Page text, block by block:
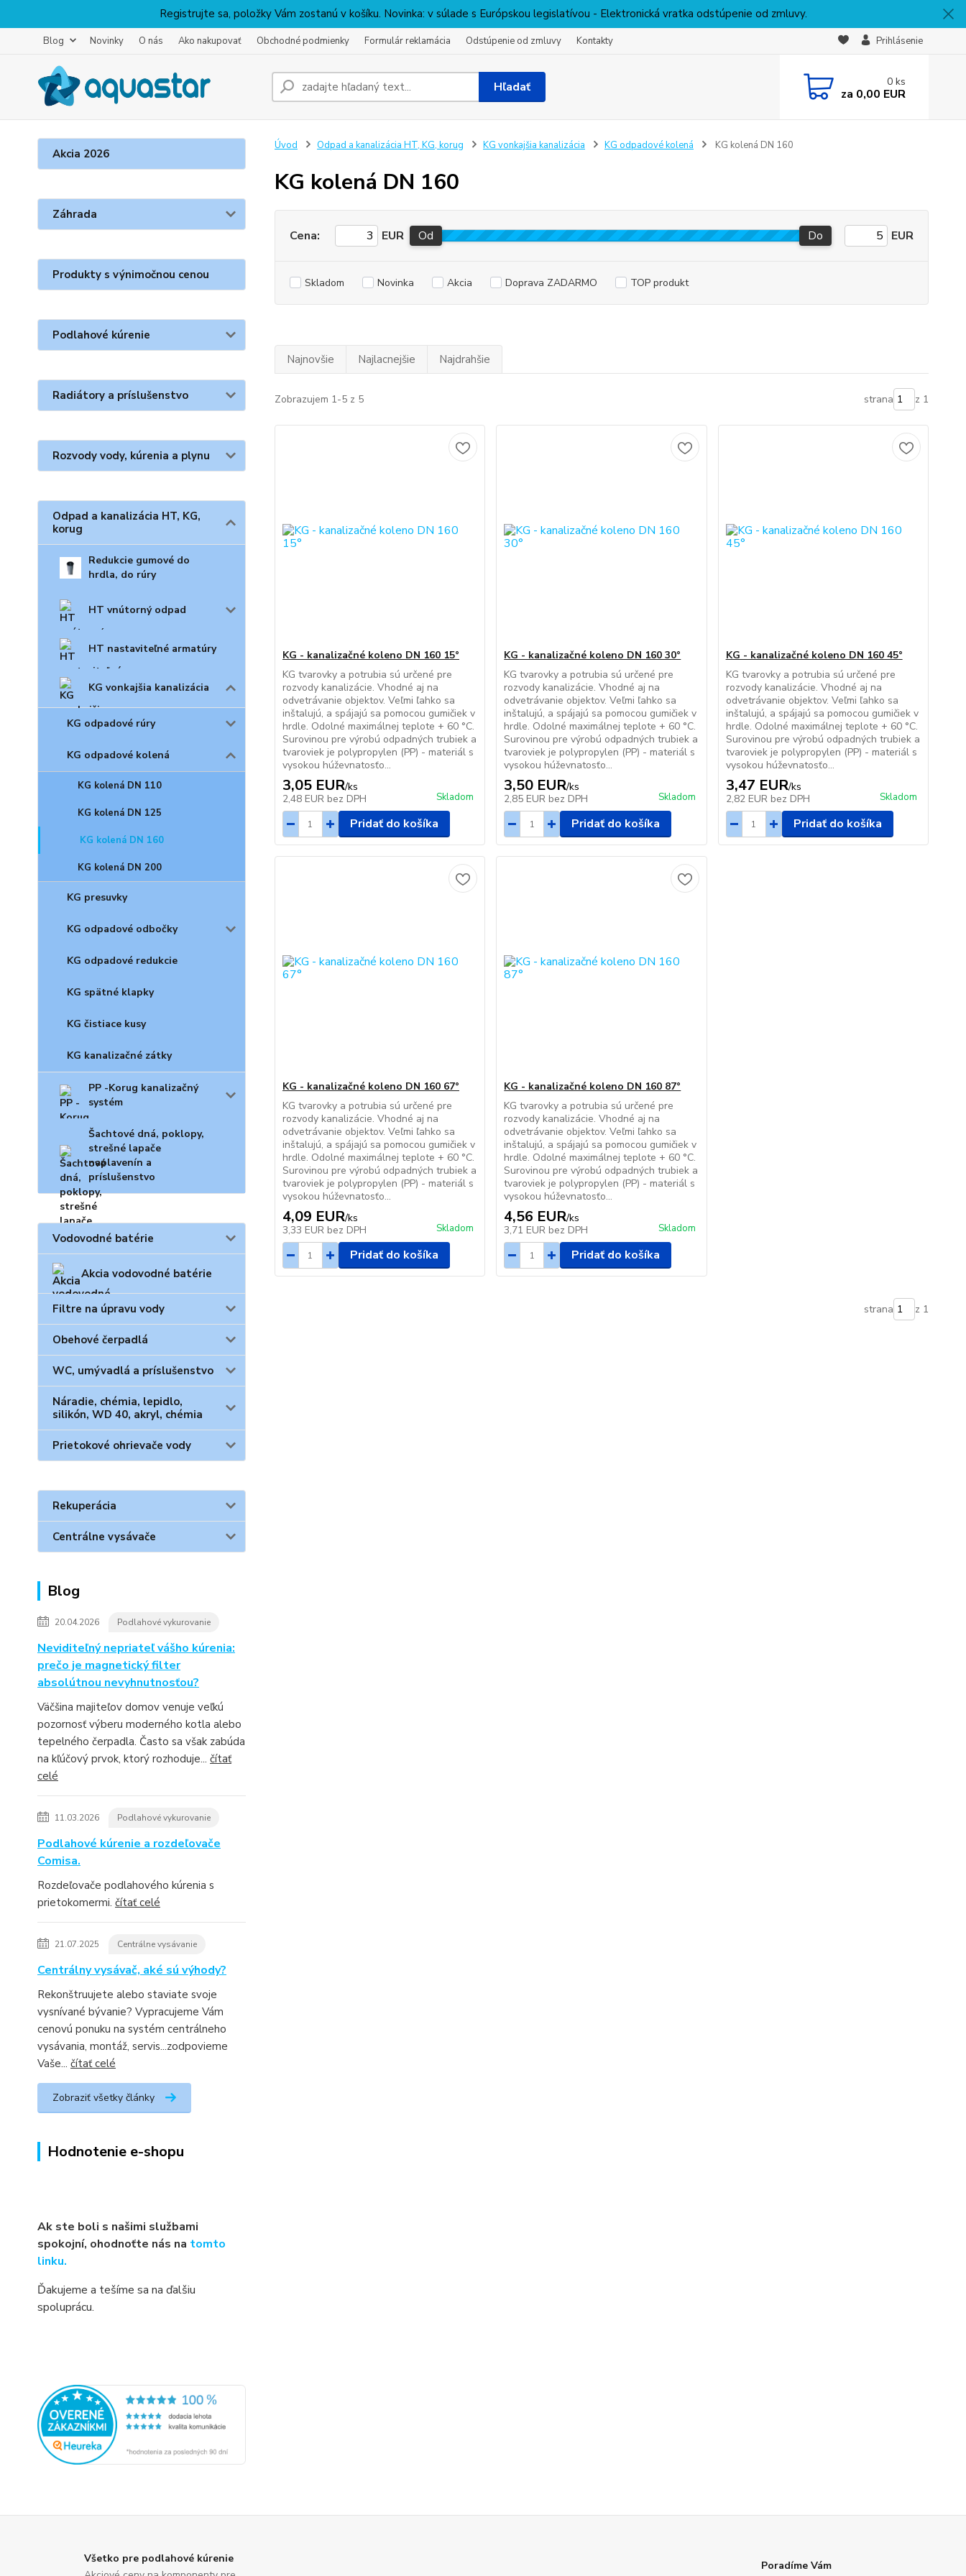
Registrujte sa, položky Vám zostanú v košíku. Novinka: v súlade s Európskou legislatívou - Elektronická vratka odstúpenie od zmluvy.
Blog Novinky O nás Ako nakupovať Obchodné podmienky Formulár reklamácia Odstúpenie od zmluvy Kontakty Prihlásenie
Hľadať 0 ks
za 0,00 EUR
Akcia 2026
Záhrada
Produkty s výnimočnou cenou
Podlahové kúrenie
Radiátory a príslušenstvo
Rozvody vody, kúrenia a plynu
Odpad a kanalizácia HT, KG,
korug
Redukcie gumové do
hrdla, do rúry
HT vnútorný odpad
HT nastaviteľné armatúry
KG vonkajšia kanalizácia
KG odpadové rúry
KG odpadové kolená
KG kolená DN 110
KG kolená DN 125
KG kolená DN 160
KG kolená DN 200
KG presuvky
KG odpadové odbočky
KG odpadové redukcie
KG spätné klapky
KG čistiace kusy
KG kanalizačné zátky
PP -Korug kanalizačný
systém
Šachtové dná, poklopy,
strešné lapače
naplavenín a
príslušenstvo
Vodovodné batérie
Akcia vodovodné batérie
Filtre na úpravu vody
Obehové čerpadlá
WC, umývadlá a príslušenstvo
Náradie, chémia, lepidlo,
silikón, WD 40, akryl, chémia
Prietokové ohrievače vody
Rekuperácia
Centrálne vysávače
Blog
20.04.2026 Podlahové vykurovanie
Neviditeľný nepriateľ vášho kúrenia:
prečo je magnetický filter
absolútnou nevyhnutnosťou?
Väčšina majiteľov domov venuje veľkú
pozornosť výberu moderného kotla alebo
tepelného čerpadla. Často sa však zabúda
na kľúčový prvok, ktorý rozhoduje... čítať
celé
11.03.2026 Podlahové vykurovanie
Podlahové kúrenie a rozdeľovače
Comisa.
Rozdeľovače podlahového kúrenia s
prietokomermi. čítať celé
21.07.2025 Centrálne vysávanie
Centrálny vysávač, aké sú výhody?
Rekonštruujete alebo staviate svoje
vysnívané bývanie? Vypracujeme Vám
cenovú ponuku na systém centrálneho
vysávania, montáž, servis...zodpovieme
Vaše... čítať celé
Zobraziť všetky články
Hodnotenie e-shopu
Ak ste boli s našimi službami
spokojní, ohodnoťte nás na tomto
linku.
Ďakujeme a tešíme sa na ďalšiu
spoluprácu.
Úvod Odpad a kanalizácia HT, KG, korug KG vonkajšia kanalizácia KG odpadové kolená KG kolená DN 160
KG kolená DN 160
Cena: EUR Od Do EUR
Skladom Novinka Akcia Doprava ZADARMO TOP produkt
Najnovšie Najlacnejšie Najdrahšie
Zobrazujem 1-5 z 5 strana z 1
KG - kanalizačné koleno DN 160 15°
KG tvarovky a potrubia sú určené pre
rozvody kanalizácie. Vhodné aj na
odvetrávanie objektov. Veľmi ľahko sa
inštalujú, a spájajú sa pomocou gumičiek v
hrdle. Odolné maximálnej teplote + 60 °C.
Surovinou pre výrobú odpadných trubiek a
tvaroviek je polypropylen (PP) - materiál s
vysokou húževnatosťo...
3,05 EUR/ks
2,48 EUR bez DPH Skladom
Pridať do košíka
KG - kanalizačné koleno DN 160 30°
KG tvarovky a potrubia sú určené pre
rozvody kanalizácie. Vhodné aj na
odvetrávanie objektov. Veľmi ľahko sa
inštalujú, a spájajú sa pomocou gumičiek v
hrdle. Odolné maximálnej teplote + 60 °C.
Surovinou pre výrobú odpadných trubiek a
tvaroviek je polypropylen (PP) - materiál s
vysokou húževnatosťo...
3,50 EUR/ks
2,85 EUR bez DPH Skladom
Pridať do košíka
KG - kanalizačné koleno DN 160 45°
KG tvarovky a potrubia sú určené pre
rozvody kanalizácie. Vhodné aj na
odvetrávanie objektov. Veľmi ľahko sa
inštalujú, a spájajú sa pomocou gumičiek v
hrdle. Odolné maximálnej teplote + 60 °C.
Surovinou pre výrobú odpadných trubiek a
tvaroviek je polypropylen (PP) - materiál s
vysokou húževnatosťo...
3,47 EUR/ks
2,82 EUR bez DPH Skladom
Pridať do košíka
KG - kanalizačné koleno DN 160 67°
KG tvarovky a potrubia sú určené pre
rozvody kanalizácie. Vhodné aj na
odvetrávanie objektov. Veľmi ľahko sa
inštalujú, a spájajú sa pomocou gumičiek v
hrdle. Odolné maximálnej teplote + 60 °C.
Surovinou pre výrobú odpadných trubiek a
tvaroviek je polypropylen (PP) - materiál s
vysokou húževnatosťo...
4,09 EUR/ks
3,33 EUR bez DPH Skladom
Pridať do košíka
KG - kanalizačné koleno DN 160 87°
KG tvarovky a potrubia sú určené pre
rozvody kanalizácie. Vhodné aj na
odvetrávanie objektov. Veľmi ľahko sa
inštalujú, a spájajú sa pomocou gumičiek v
hrdle. Odolné maximálnej teplote + 60 °C.
Surovinou pre výrobú odpadných trubiek a
tvaroviek je polypropylen (PP) - materiál s
vysokou húževnatosťo...
4,56 EUR/ks
3,71 EUR bez DPH Skladom
Pridať do košíka
strana z 1
Všetko pre podlahové kúrenie
Poradíme Vám